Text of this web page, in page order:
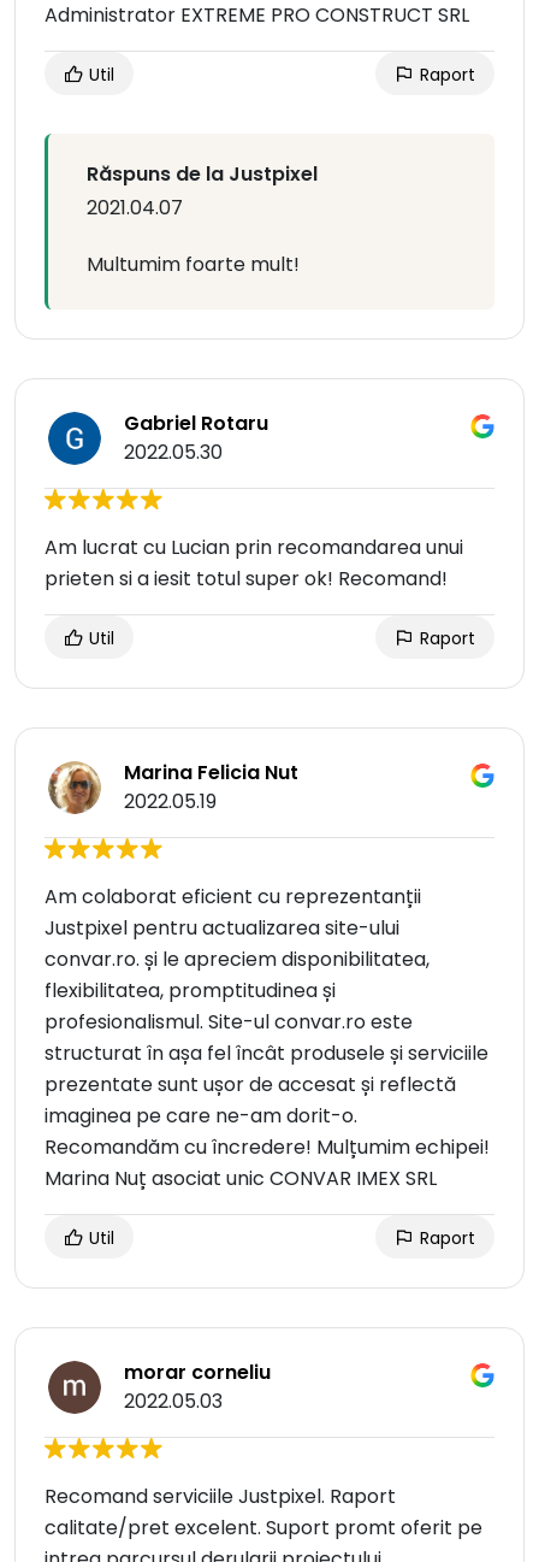
Administrator EXTREME PRO CONSTRUCT SRL
Util Raport
Răspuns de la Justpixel
2021.04.07
Multumim foarte mult!
Gabriel Rotaru
2022.05.30
Am lucrat cu Lucian prin recomandarea unui
prieten si a iesit totul super ok! Recomand!
Util Raport
Marina Felicia Nut
2022.05.19
Am colaborat eficient cu reprezentanții
Justpixel pentru actualizarea site-ului
convar.ro. și le apreciem disponibilitatea,
flexibilitatea, promptitudinea și
profesionalismul. Site-ul convar.ro este
structurat în așa fel încât produsele și serviciile
prezentate sunt ușor de accesat și reflectă
imaginea pe care ne-am dorit-o.
Recomandăm cu încredere! Mulțumim echipei!
Marina Nuț asociat unic CONVAR IMEX SRL
Util Raport
morar corneliu
2022.05.03
Recomand serviciile Justpixel. Raport
calitate/pret excelent. Suport promt oferit pe